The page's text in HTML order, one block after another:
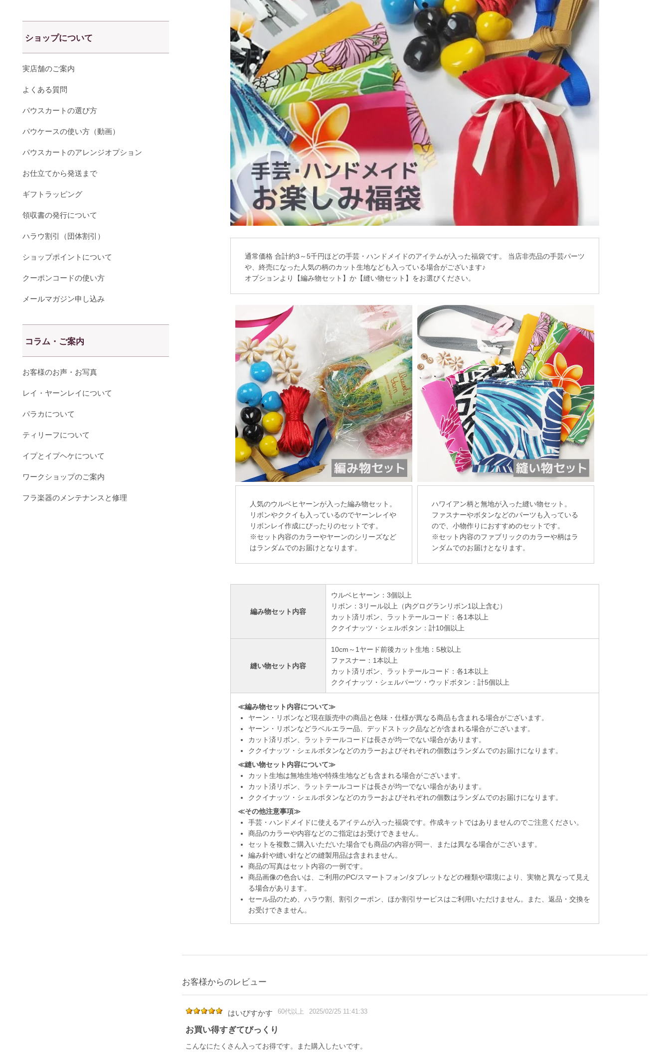
通常価格 合計約3～5千円ほどの手芸・ハンドメイドのアイテムが入った福袋です。 当店非売品の手芸パーツ
や、終売になった人気の柄のカット生地なども入っている場合がございます♪
オプションより【編み物セット】か【縫い物セット】をお選びください。
人気のウルベヒヤーンが入った編み物セット。
リボンやククイも入っているのでヤーンレイや
リボンレイ作成にぴったりのセットです。
※セット内容のカラーやヤーンのシリーズなど
はランダムでのお届けとなります。
ハワイアン柄と無地が入った縫い物セット。
ファスナーやボタンなどのパーツも入っている
ので、小物作りにおすすめのセットです。
※セット内容のファブリックのカラーや柄はラ
ンダムでのお届けとなります。
編み物セット内容
ウルベヒヤーン：3個以上
リボン：3リール以上（内グログランリボン1以上含む）
カット済リボン、ラットテールコード：各1本以上
ククイナッツ・シェルボタン：計10個以上
縫い物セット内容
10cm～1ヤード前後カット生地：5枚以上
ファスナー：1本以上
カット済リボン、ラットテールコード：各1本以上
ククイナッツ・シェルパーツ・ウッドボタン：計5個以上
≪編み物セット内容について≫
ヤーン・リボンなど現在販売中の商品と色味・仕様が異なる商品も含まれる場合がございます。
ヤーン・リボンなどラベルエラー品、デッドストック品などが含まれる場合がございます。
カット済リボン、ラットテールコードは長さが均一でない場合があります。
ククイナッツ・シェルボタンなどのカラーおよびそれぞれの個数はランダムでのお届けになります。
≪縫い物セット内容について≫
カット生地は無地生地や特殊生地なども含まれる場合がございます。
カット済リボン、ラットテールコードは長さが均一でない場合があります。
ククイナッツ・シェルボタンなどのカラーおよびそれぞれの個数はランダムでのお届けになります。
≪その他注意事項≫
手芸・ハンドメイドに使えるアイテムが入った福袋です。作成キットではありませんのでご注意ください。
商品のカラーや内容などのご指定はお受けできません。
セットを複数ご購入いただいた場合でも商品の内容が同一、または異なる場合がございます。
編み針や縫い針などの縫製用品は含まれません。
商品の写真はセット内容の一例です。
商品画像の色合いは、ご利用のPC/スマートフォン/タブレットなどの種類や環境により、実物と異なって見え
る場合があります。
セール品のため、ハラウ割、割引クーポン、ほか割引サービスはご利用いただけません。また、返品・交換を
お受けできません。
お客様からのレビュー
はいびすかす 60代以上 2025/02/25 11:41:33
お買い得すぎてびっくり
こんなにたくさん入ってお得です。また購入したいです。
ショップについて
実店舗のご案内
よくある質問
パウスカートの選び方
パウケースの使い方（動画）
パウスカートのアレンジオプション
お仕立てから発送まで
ギフトラッピング
領収書の発行について
ハラウ割引（団体割引）
ショップポイントについて
クーポンコードの使い方
メールマガジン申し込み
コラム・ご案内
お客様のお声・お写真
レイ・ヤーンレイについて
パラカについて
ティリーフについて
イプとイプヘケについて
ワークショップのご案内
フラ楽器のメンテナンスと修理